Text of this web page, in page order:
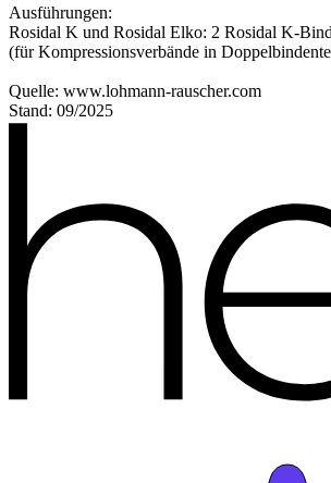
Ausführungen:
Rosidal K und Rosidal Elko: 2 Rosidal K-
(für Kompressionsverbände in
Quelle: www.lohmann-rauscher.com
Stand: 09/2025